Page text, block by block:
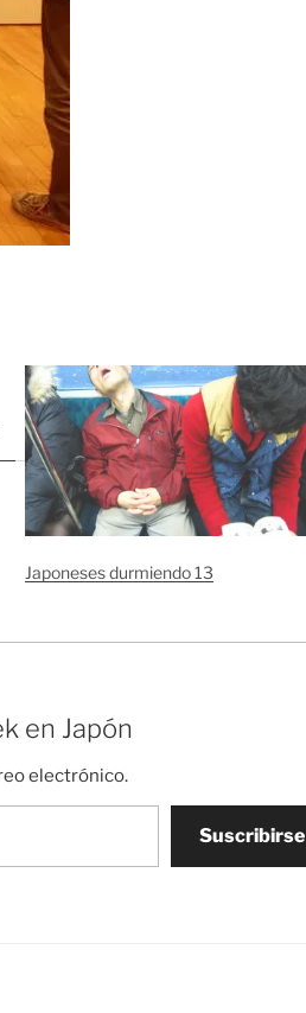
Japoneses durmiendo 13
en Japón
electrónico.
Suscribirse